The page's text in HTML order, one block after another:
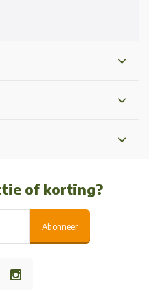
of korting?
Abonneer